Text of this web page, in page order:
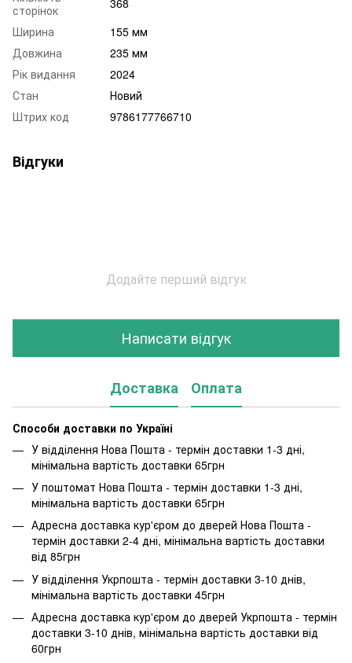
сторінок
Ширина
155 мм
Довжина
235 мм
Рік видання
2024
Стан
Новий
Штрих код
9786177766710
Відгуки
Додайте перший відгук
Написати відгук
Доставка Оплата
Способи доставки по Україні
У відділення Нова Пошта - термін доставки 1-3 дні,
мінімальна вартість доставки 65грн
У поштомат Нова Пошта - термін доставки 1-3 дні,
мінімальна вартість доставки 65грн
Адресна доставка кур'єром до дверей Нова Пошта -
термін доставки 2-4 дні, мінімальна вартість доставки
від 85грн
У відділення Укрпошта - термін доставки 3-10 днів,
мінімальна вартість доставки 45грн
Адресна доставка кур'єром до дверей Укрпошта - термін
доставки 3-10 днів, мінімальна вартість доставки від
60грн